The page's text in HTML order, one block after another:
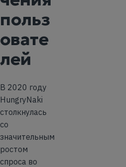
польз
овате
лей
В 2020 году
HungryNaki
столкнулась
со
значительным
ростом
спроса во